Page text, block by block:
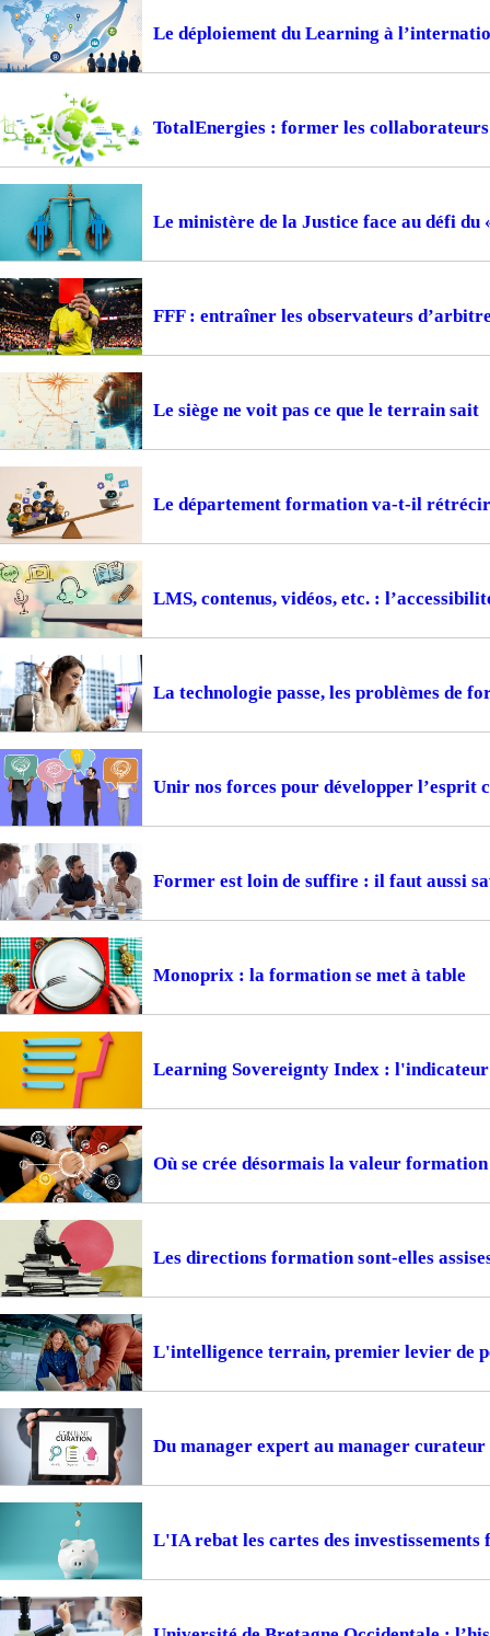
Le déploiement du Learning à
TotalEnergies : former les
Le ministère de la Justice face au défi
FFF : entraîner les observateurs
Le siège ne voit pas ce que le terrain sait
Le département formation va-t-il
LMS, contenus, vidéos, etc. :
La technologie passe, les problèmes de
Unir nos forces pour développer l’esprit
Former est loin de suffire : il faut aussi
Monoprix : la formation se met à table
Learning Sovereignty Index :
Où se crée désormais la valeur
Les directions formation sont-elles
L'intelligence terrain, premier levier de
Du manager expert au manager curateur
L'IA rebat les cartes des